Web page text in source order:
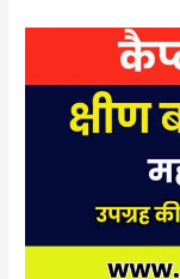
नियम
law)